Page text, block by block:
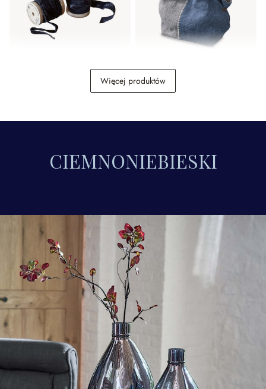
zestaw 2 szt. Liandis
Torba Deux-Parts
Więcej produktów
CIEMNONIEBIESKI